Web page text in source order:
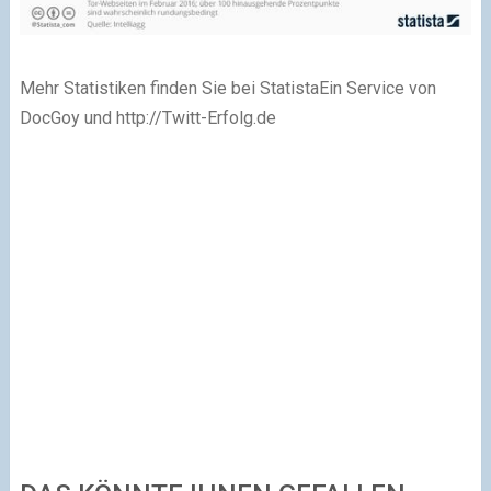
Mehr Statistiken finden Sie bei StatistaEin Service von
DocGoy und http://Twitt-Erfolg.de